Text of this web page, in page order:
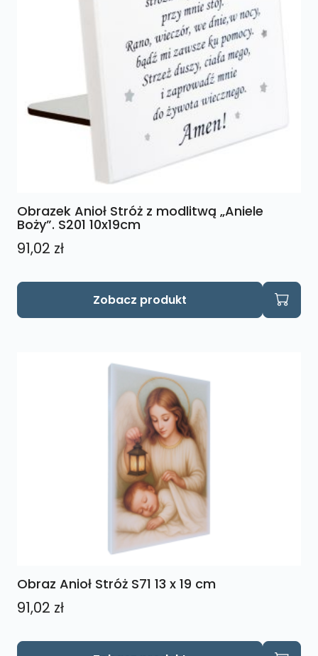
Obrazek Anioł Stróż z modlitwą „Aniele
Boży”. S201 10x19cm
91,02 zł
Zobacz produkt
Obraz Anioł Stróż S71 13 x 19 cm
91,02 zł